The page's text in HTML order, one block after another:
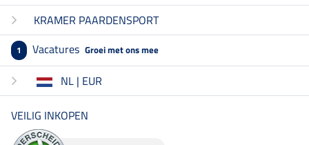
KRAMER PAARDENSPORT
1 Vacatures Groei met ons mee
NL | EUR
VEILIG INKOPEN